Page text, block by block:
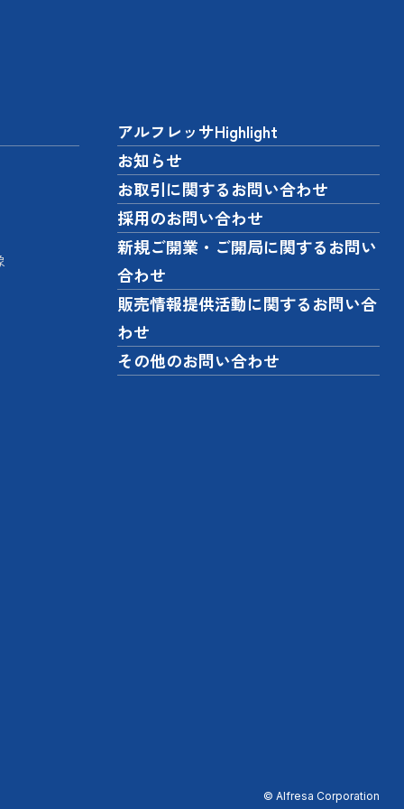
アルフレッサHighlight
お知らせ
お取引に関するお問い合わせ
採用のお問い合わせ
新規ご開業・ご開局に関するお問い
合わせ
販売情報提供活動に関するお問い合
わせ
その他のお問い合わせ
© Alfresa Corporation